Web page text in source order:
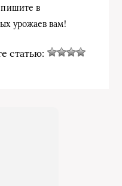
пишите в
урожаев вам!
статью: